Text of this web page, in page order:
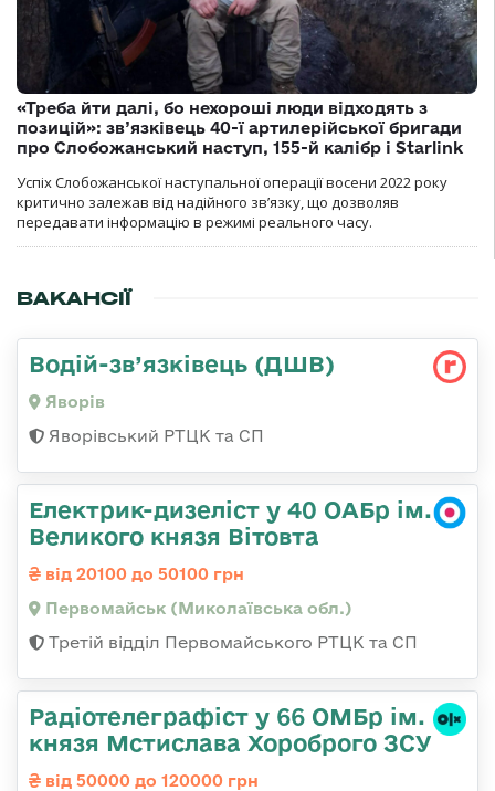
«Треба йти далі, бо нехороші люди відходять з
позицій»: зв’язківець 40-ї артилерійської бригади
про Слобожанський наступ, 155-й калібр і Starlink
Успіх Слобожанської наступальної операції восени 2022 року
критично залежав від надійного зв’язку, що дозволяв
передавати інформацію в режимі реального часу.
ВАКАНСІЇ
Водій-зв’язківець (ДШВ)
Яворів
Яворівський РТЦК та СП
Електрик-дизеліст у 40 ОАБр ім.
Великого князя Вітовта
від 20100 до 50100 грн
Первомайськ (Миколаївська обл.)
Третій відділ Первомайського РТЦК та СП
Радіотелеграфіст у 66 ОМБр ім.
князя Мстислава Хороброго ЗСУ
від 50000 до 120000 грн